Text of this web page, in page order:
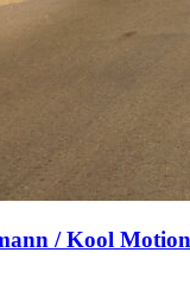
/ Kool